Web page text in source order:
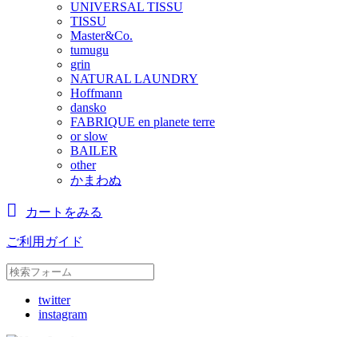
UNIVERSAL TISSU
TISSU
Master&Co.
tumugu
grin
NATURAL LAUNDRY
Hoffmann
dansko
FABRIQUE en planete terre
or slow
BAILER
other
かまわぬ
カートをみる
ご利用ガイド
twitter
instagram